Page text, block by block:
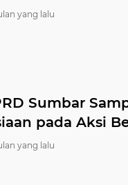
yang lalu
Sumbar
pada Aksi
yang lalu